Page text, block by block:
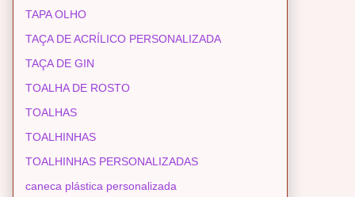
TAPA OLHO
TAÇA DE ACRÍLICO PERSONALIZADA
TAÇA DE GIN
TOALHA DE ROSTO
TOALHAS
TOALHINHAS
TOALHINHAS PERSONALIZADAS
caneca plástica personalizada